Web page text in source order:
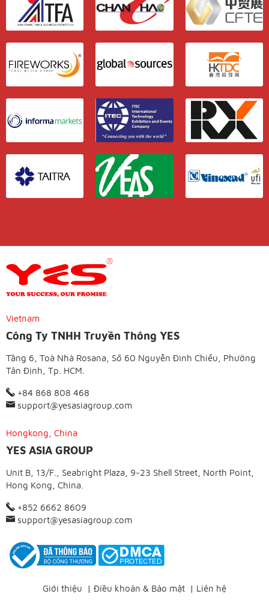
Vietnam
Công Ty TNHH Truyền Thông YES
Tầng 6, Toà Nhà Rosana, Số 60 Nguyễn Đình Chiểu, Phường
Tân Định, Tp. HCM.
+84 868 808 468
support@yesasiagroup.com
Hongkong, China
YES ASIA GROUP
Unit B, 13/F., Seabright Plaza, 9-23 Shell Street, North Point,
Hong Kong, China.
+852 6662 8609
support@yesasiagroup.com
Giới thiệu | Điều khoản & Bảo mật | Liên hệ